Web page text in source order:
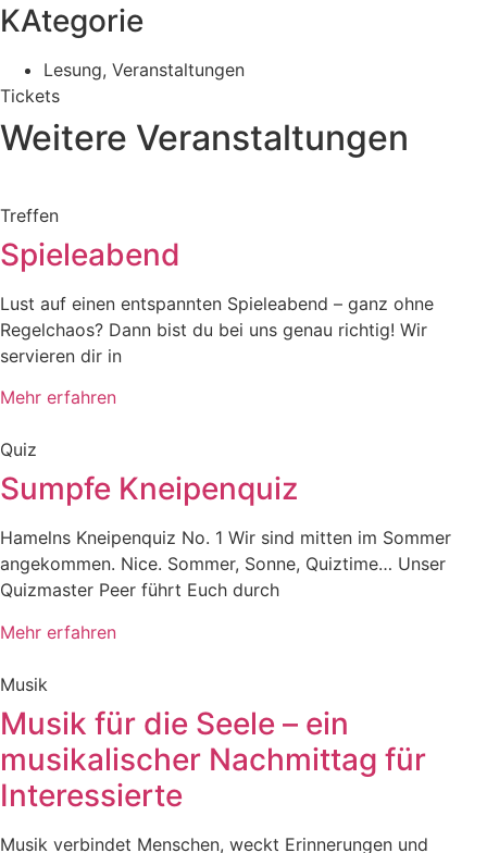
KAtegorie
Lesung, Veranstaltungen
Tickets
Weitere Veranstaltungen
Treffen
Spieleabend
Lust auf einen entspannten Spieleabend – ganz ohne
Regelchaos? Dann bist du bei uns genau richtig! Wir
servieren dir in
Mehr erfahren
Quiz
Sumpfe Kneipenquiz
Hamelns Kneipenquiz No. 1 Wir sind mitten im Sommer
angekommen. Nice. Sommer, Sonne, Quiztime… Unser
Quizmaster Peer führt Euch durch
Mehr erfahren
Musik
Musik für die Seele – ein
musikalischer Nachmittag für
Interessierte
Musik verbindet Menschen, weckt Erinnerungen und